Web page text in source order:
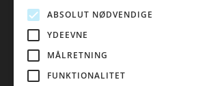
Mail:hej@malawigruppen.dk
ABSOLUT NØDVENDIGE
YDEEVNE
MÅLRETNING
FUNKTIONALITET